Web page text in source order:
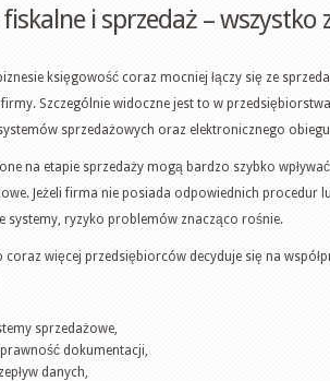
fiskalne i sprzedaż – wszystko
księgowość coraz mocniej łączy się ze
Szczególnie widoczne jest to w
sprzedażowych oraz elektronicznego
na etapie sprzedaży mogą bardzo szybko
Jeżeli firma nie posiada odpowiednich procedur
systemy, ryzyko problemów znacząco rośnie.
coraz więcej przedsiębiorców decyduje się na
sprzedażowe,
dokumentacji,
danych,